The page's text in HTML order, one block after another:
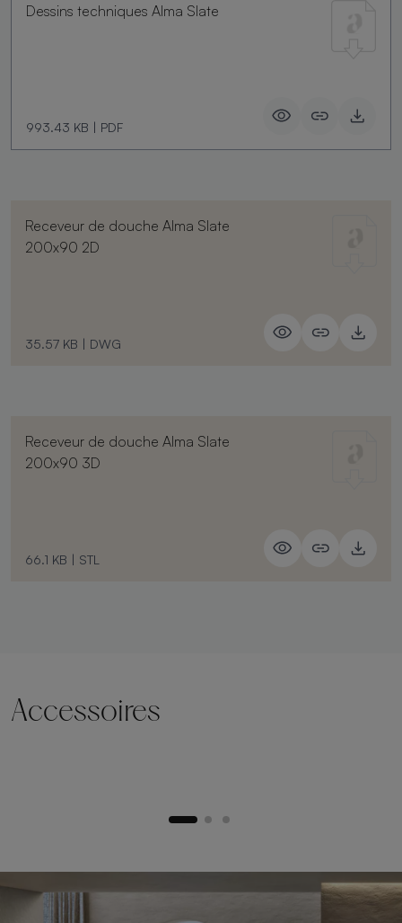
Dessins techniques Alma Slate
993.43 KB | PDF
Receveur de douche Alma Slate
200x90 2D
35.57 KB | DWG
Receveur de douche Alma Slate
200x90 3D
66.1 KB | STL
Accessoires